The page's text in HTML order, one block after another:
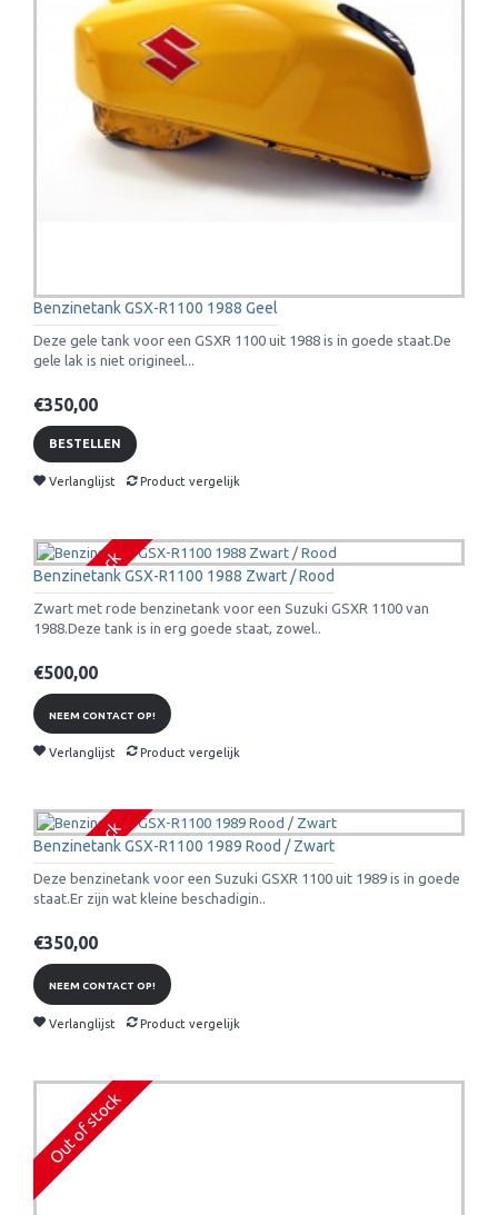
Benzinetank GSX-R1100 1988 Geel
Deze gele tank voor een GSXR 1100 uit 1988 is in goede staat.De
gele lak is niet origineel...
€350,00
BESTELLEN
Verlanglijst Product vergelijk
Out of stock
Benzinetank GSX-R1100 1988 Zwart / Rood
Zwart met rode benzinetank voor een Suzuki GSXR 1100 van
1988.Deze tank is in erg goede staat, zowel..
€500,00
NEEM CONTACT OP!
Verlanglijst Product vergelijk
Out of stock
Benzinetank GSX-R1100 1989 Rood / Zwart
Deze benzinetank voor een Suzuki GSXR 1100 uit 1989 is in goede
staat.Er zijn wat kleine beschadigin..
€350,00
NEEM CONTACT OP!
Verlanglijst Product vergelijk
Out of stock